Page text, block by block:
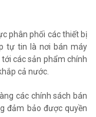
phân phối các thiết bị
tự tin là nơi bán máy
các sản phẩm chính
cả nước.
các chính sách bán
đảm bảo được quyền